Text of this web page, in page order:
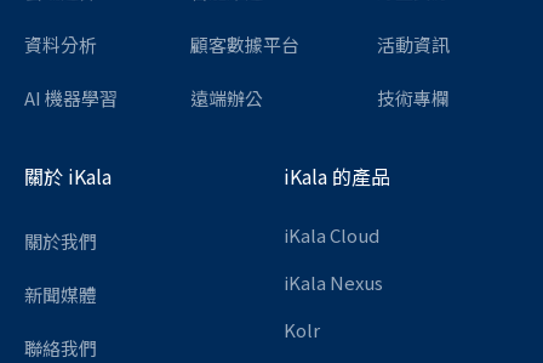
資料分析
AI 機器學習
顧客數據平台
遠端辦公
活動資訊
技術專欄
關於 iKala
關於我們
新聞媒體
聯絡我們
iKala 的產品
iKala Cloud
iKala Nexus
Kolr